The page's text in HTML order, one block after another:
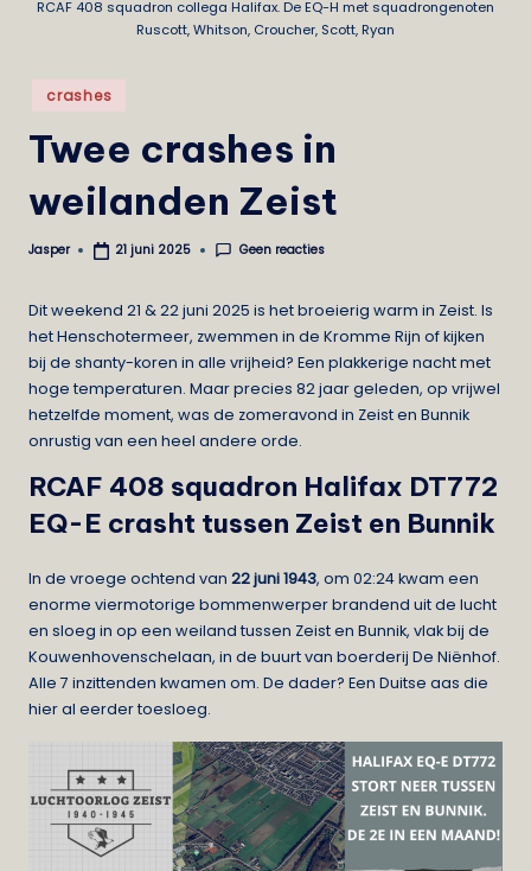
t
RCAF 408 squadron collega Halifax. De EQ-H met squadrongenoten
Ruscott, Whitson, Croucher, Scott, Ryan
Geplaatst
crashes
Twee crashes in
weilanden Zeist
Geplaatst
Jasper 21 juni 2025 Geen reacties
Ditweekend 21 & 22 juni 2025 is het broeierig warm in Zeist. Is
het Henschotermeer, zwemmen in de Kromme Rijn of kijken
bij de shanty-koren in alle vrijheid? Een plakkerige nacht met
hoge temperaturen. Maar precies 82 jaar geleden, op vrijwel
hetzelfde moment, was de zomeravond in Zeist en Bunnik
onrustig van een heel andere orde.
RCAF 408 squadron Halifax DT772
EQ-E crasht tussen Zeist en Bunnik
In de vroege ochtend van 22 juni 1943, om 02:24 kwam een
enorme viermotorige bommenwerper brandend uit de lucht
en sloeg in op een weiland tussen Zeist en Bunnik, vlak bij de
Kouwenhovenschelaan, in de buurt van boerderij De Niënhof.
Alle 7 inzittenden kwamen om. De dader? Een Duitse aas die
hier al eerder toesloeg.